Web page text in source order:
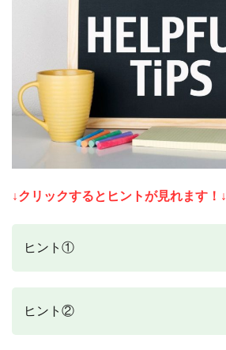
↓クリックするとヒントが見れます！↓
ヒント①
ヒント②